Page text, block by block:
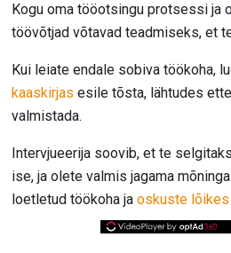
Kogu oma tööotsingu protsessi ja
töövõtjad võtavad teadmiseks, et
Kui leiate endale sobiva töökoha,
kaaskirjas esile tõsta, lähtudes
valmistada.
Intervjueerija soovib, et te
ise, ja olete valmis jagama
loetletud töökoha ja oskuste lõikes